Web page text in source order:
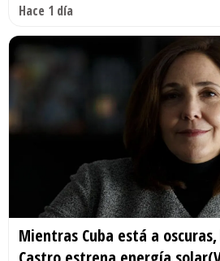
Hace 1 día
Mientras Cuba está a